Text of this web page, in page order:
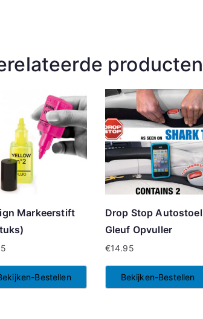
producten
Markeerstift
Bestellen
Drop Stop Autostoel
Gleuf Opvuller
€14.95
Bekijken-Bestellen